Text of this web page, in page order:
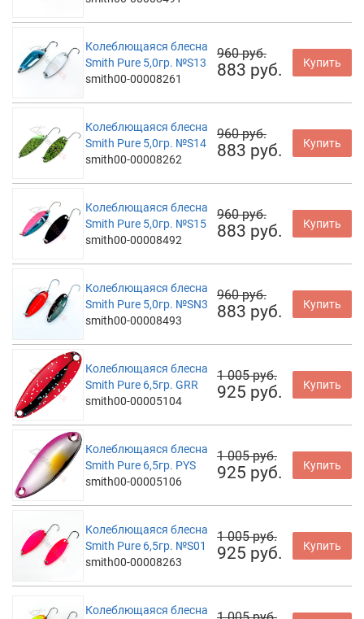
Колеблющаяся блесна
Smith Pure 5,0гр. №S13
smith00-00008261
960 руб.
883 руб. Купить
Колеблющаяся блесна
Smith Pure 5,0гр. №S14
smith00-00008262
960 руб.
883 руб. Купить
Колеблющаяся блесна
Smith Pure 5,0гр. №S15
smith00-00008492
960 руб.
883 руб. Купить
Колеблющаяся блесна
Smith Pure 5,0гр. №SN3
smith00-00008493
960 руб.
883 руб. Купить
Колеблющаяся блесна
Smith Pure 6,5гр. GRR
smith00-00005104
1 005 руб.
925 руб. Купить
Колеблющаяся блесна
Smith Pure 6,5гр. PYS
smith00-00005106
1 005 руб.
925 руб. Купить
Колеблющаяся блесна
Smith Pure 6,5гр. №S01
smith00-00008263
1 005 руб.
925 руб. Купить
Колеблющаяся блесна